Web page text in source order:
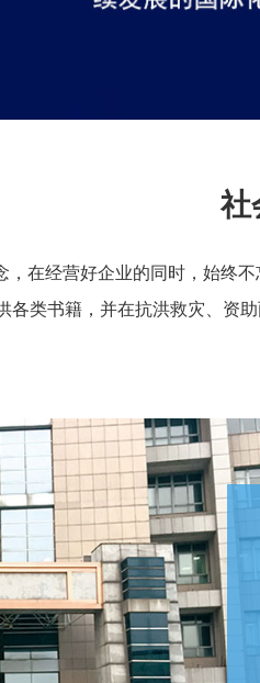
社
经营好企业的同时，始终不
类书籍，并在抗洪救灾、